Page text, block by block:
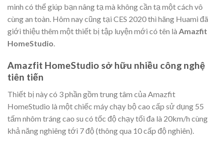
minh có thể giúp bạn nâng tạ mà không cần tạ một cách vô
cùng an toàn. Hôm nay cũng tại CES 2020 thì hãng Huami đã
giới thiệu thêm một thiết bị tập luyện mới có tên là Amazfit
HomeStudio.
Amazfit HomeStudio sở hữu nhiều công nghệ
tiên tiến
Thiết bị này có 3 phần gồm trung tâm của Amazfit
HomeStudio là một chiếc máy chạy bộ cao cấp sử dụng 55
tấm nhôm tráng cao su có tốc độ chạy tối đa là 20km/h cùng
khả năng nghiêng tới 7 độ (thông qua 10 cấp độ nghiên).